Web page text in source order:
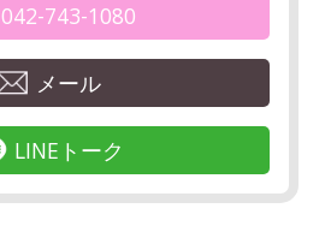
042-743-1080
メール
LINEトーク